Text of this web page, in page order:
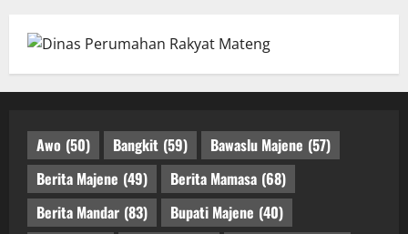
Awo (50) Bangkit (59) Bawaslu Majene (57)
Berita Majene (49) Berita Mamasa (68)
Berita Mandar (83) Bupati Majene (40)